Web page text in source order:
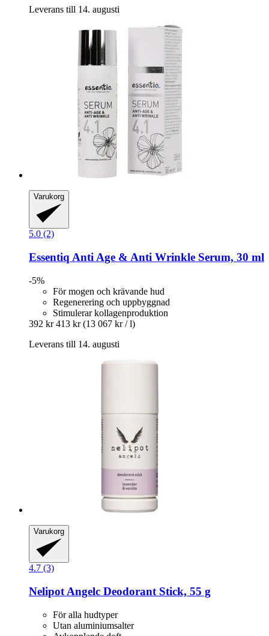
Leverans till 14. augusti
Varukorg
5.0 (2)
Essentiq Anti Age & Anti Wrinkle Serum, 30 ml
-5%
För mogen och krävande hud
Regenerering och uppbyggnad
Stimulerar kollagenproduktion
392 kr 413 kr (13 067 kr / l)
Leverans till 14. augusti
Varukorg
4.7 (3)
Nelipot Angelc Deodorant Stick, 55 g
För alla hudtyper
Utan aluminiumsalter